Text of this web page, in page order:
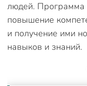
людей. Программа
повышение
и получение ими
навыков и знаний.